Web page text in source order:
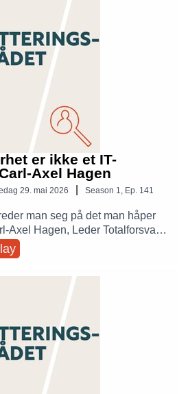
er ikke et IT-
Axel Hagen
29. mai 2026 Season 1, Ep. 141
man seg på det man håper
Axel Hagen, Leder Totalforsvar i
fra Forsvaret, Norges Bank
om beredskap, sikkerhet